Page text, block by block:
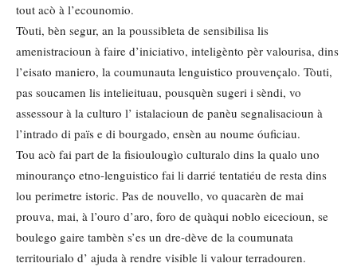
tout acò à l’ecounomio.
Tòuti, bèn segur, an la poussibleta de sensibilisa lis
amenistracioun à faire d’iniciativo, inteligènto pèr valourisa, dins
l’eisato maniero, la coumunauta lenguistico prouvençalo. Tòuti,
pas soucamen lis intelieituau, pousquèn sugeri i sèndi, vo
assessour à la culturo l’ istalacioun de panèu segnalisacioun à
l’intrado di païs e di bourgado, ensèn au noume óuficiau.
Tou acò fai part de la fisioulougìo culturalo dins la qualo uno
minouranço etno-lenguistico fai li darrié tentatiéu de resta dins
lou perimetre istoric. Pas de nouvello, vo quacarèn de mai
prouva, mai, à l’ouro d’aro, foro de quàqui noblo eicecioun, se
boulego gaire tambèn s’es un dre-dève de la coumunata
territourialo d’ ajuda à rendre visible li valour terradouren.